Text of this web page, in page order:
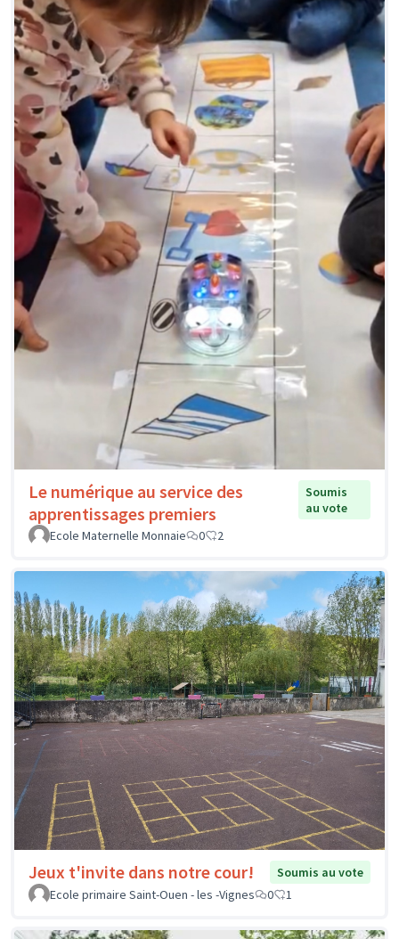
Le numérique au service des
apprentissages premiers
Soumis
au vote
Ecole Maternelle Monnaie
0 2
Jeux t'invite dans notre cour!
Soumis au vote
Ecole primaire Saint-Ouen - les -Vignes
0 1